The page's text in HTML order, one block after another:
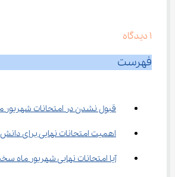
1 دیدگاه
فهرست
قبول نشدن در امتحانات شهریور
اهمیت امتحانات نهایی برای دانش
آیا امتحانات نهایی شهریور ماه